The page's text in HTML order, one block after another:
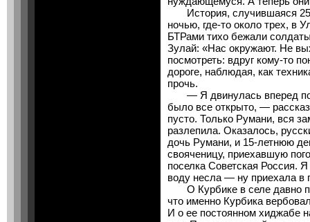
История, случившаяся 25
ночью, где-то около трех, в
БТРами тихо бежали
Зулай: «Нас окружают. Не
посмотреть: вдруг кому-то
дороге, наблюдая, как
прочь.
— Я двинулась вперед по
было все открыто, —
пусто. Только Румани, вся
разлепила. Оказалось,
дочь Румани, и 15-летнюю
свояченицу, приехавшую
поселка Советская Россия.
воду несла — ну приехала в
О Курбике в селе давно
что именно Курбика
И о ее постоянном хиджабе